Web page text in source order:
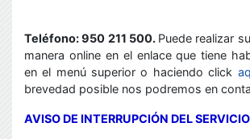
Teléfono: 950 211 500. Puede realizar
manera online en el enlace que tiene
en el menú superior o haciendo click
brevedad posible nos podremos en
AVISO DE INTERRUPCIÓN DEL SERVICIO